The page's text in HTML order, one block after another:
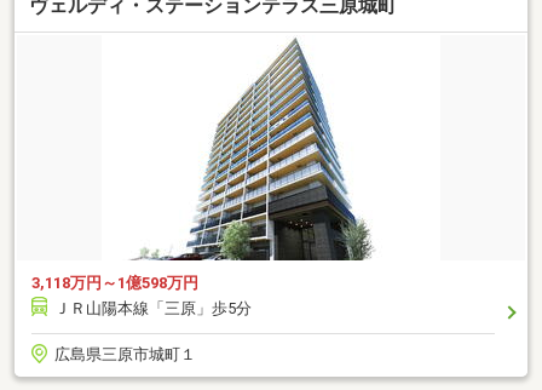
ヴェルディ・ステーションテラス三原城町
3,118万円～1億598万円
ＪＲ山陽本線「三原」歩5分
広島県三原市城町１